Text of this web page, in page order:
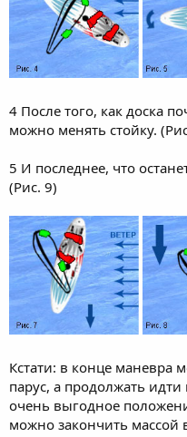
4 После того, как доска
можно менять стойку.
5 И последнее, что
(Рис. 9)
Кстати: в конце маневра
парус, а продолжать
очень выгодное
можно закончить массой